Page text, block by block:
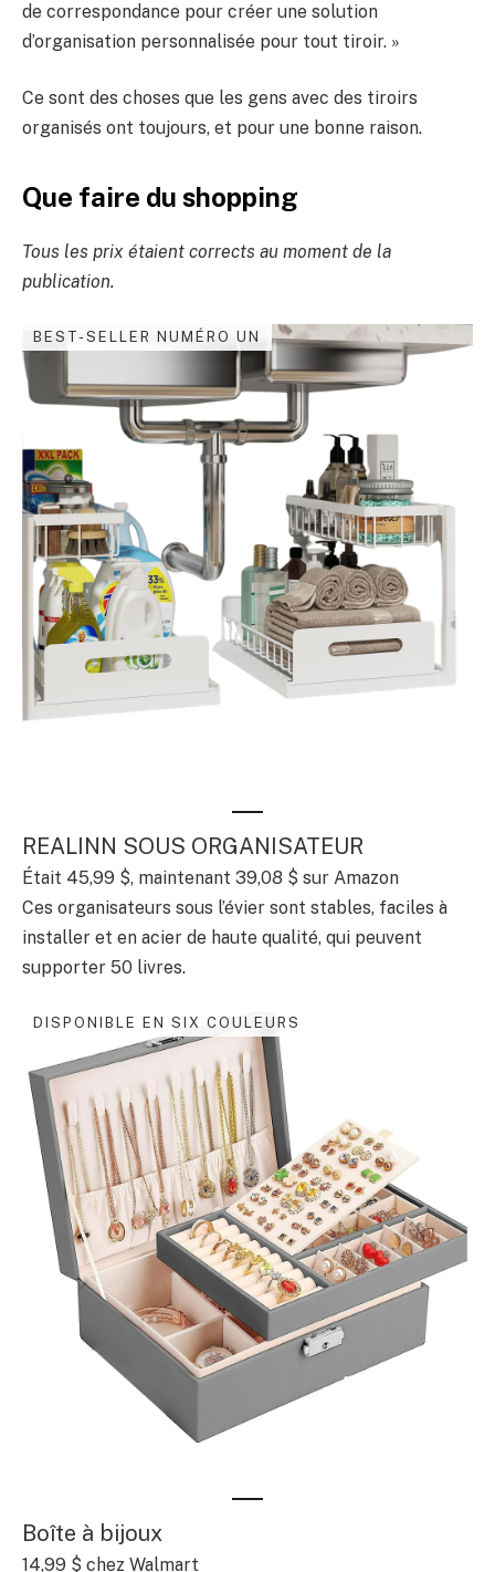
de correspondance pour créer une solution
d’organisation personnalisée pour tout tiroir. »
Ce sont des choses que les gens avec des tiroirs
organisés ont toujours, et pour une bonne raison.
Que faire du shopping
Tous les prix étaient corrects au moment de la
publication.
BEST-SELLER NUMÉRO UN
REALINN SOUS ORGANISATEUR
Était 45,99 $, maintenant 39,08 $ sur Amazon
Ces organisateurs sous l’évier sont stables, faciles à
installer et en acier de haute qualité, qui peuvent
supporter 50 livres.
DISPONIBLE EN SIX COULEURS
Boîte à bijoux
14,99 $ chez Walmart